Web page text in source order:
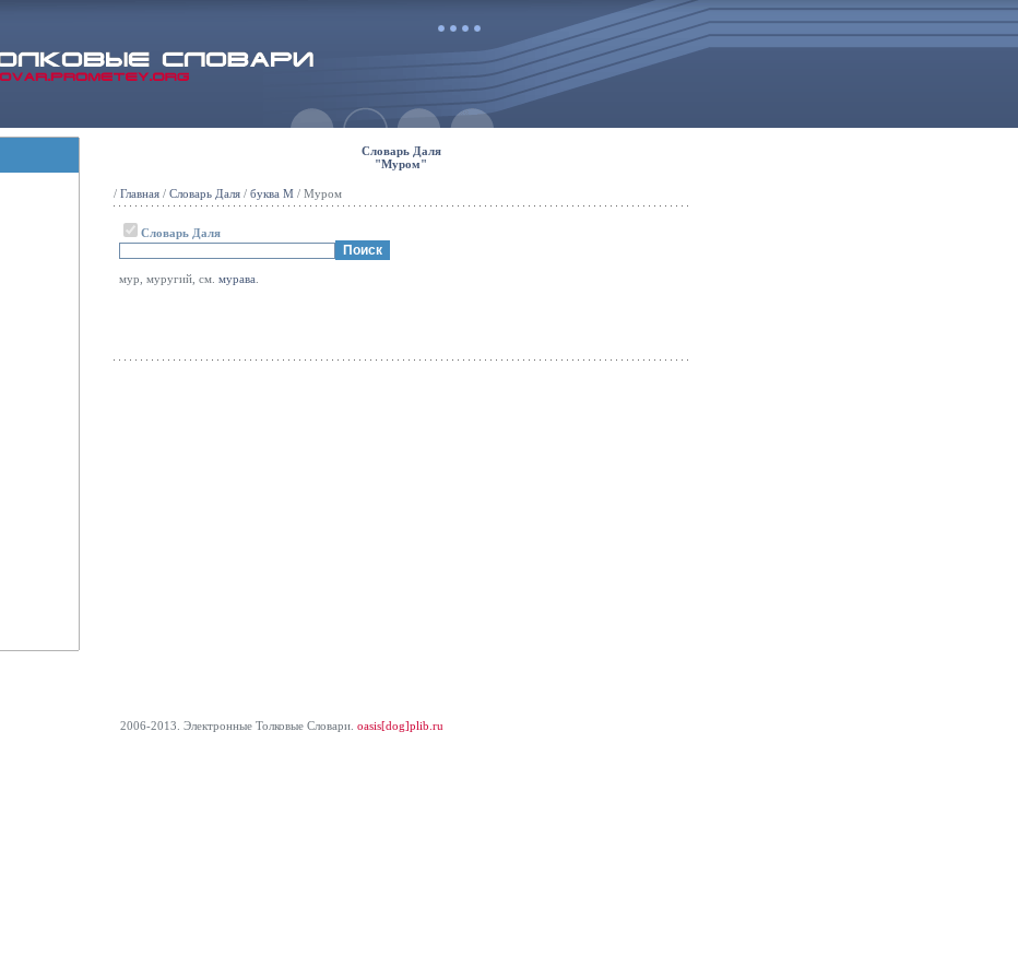
Словарь Даля
"Муром"
/ Главная / Словарь Даля / буква М / Муром
Словарь Даля
мур, муругий, см. мурава
2006-2013. Электронные Толковые Cловари. oasis[dog]plib.ru